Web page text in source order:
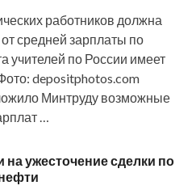
работников должна
средней зарплаты по
учителей по России имеет
depositphotos.com
Минтруду возможные
…
ужесточение сделки по